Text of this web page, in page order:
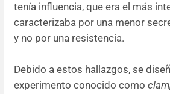
tenía influencia, que era el más
caracterizaba por una menor
y no por una resistencia.
Debido a estos hallazgos, se
experimento conocido como